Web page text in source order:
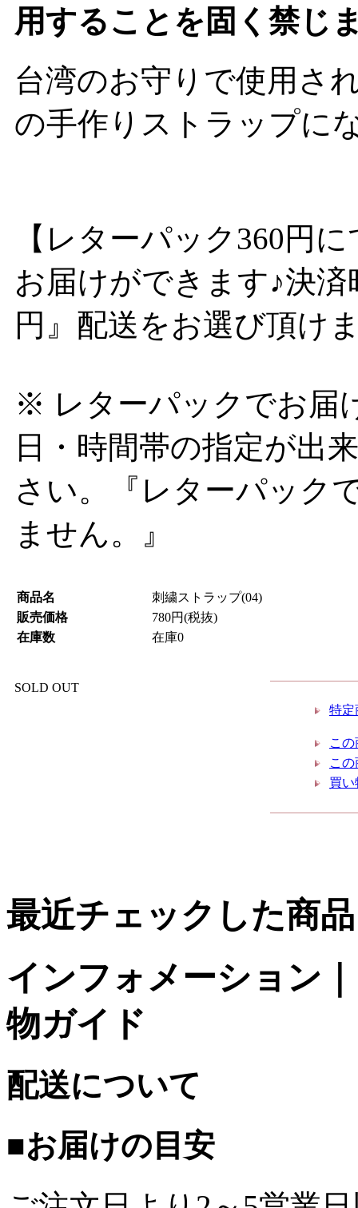
用することを固く禁じ
台湾のお守りで使用さ
の手作りストラップに
【レターパック360円
お届けができます♪決
円』配送をお選び頂け
※ レターパックでお届
日・時間帯の指定が出
さい。『レターパック
ません。』
商品名
刺繍ストラップ(04)
販売価格
780円(税抜)
在庫数
在庫0
SOLD OUT
特定
こ
こ
買い
最近チェックした商品
インフォメーション
物ガイド
配送について
■お届けの目安